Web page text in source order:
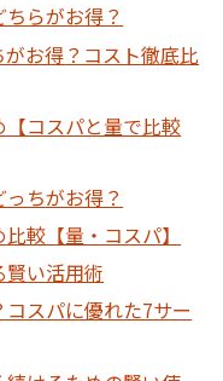
らがお得？
お得？コスト徹底比
コスパと量で比較
ちがお得？
較【量・コスパ】
い活用術
スパに優れた7サー